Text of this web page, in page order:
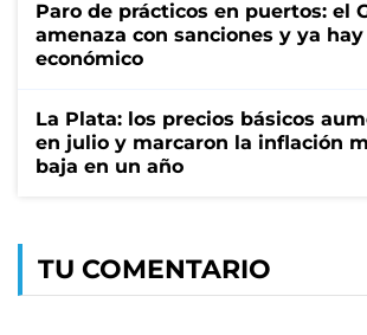
Paro de prácticos en puertos: el
amenaza con sanciones y ya
económico
La Plata: los precios básicos
en julio y marcaron la inflación
baja en un año
TU COMENTARIO